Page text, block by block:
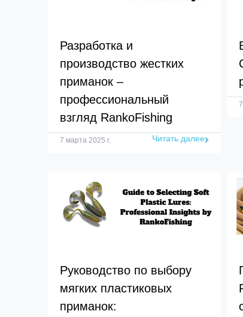
Разработка и
производство жестких
приманок –
профессиональный
взгляд RankoFishing
7 марта 2025 г. Читать далее
Руководство по выбору
мягких пластиковых
приманок: